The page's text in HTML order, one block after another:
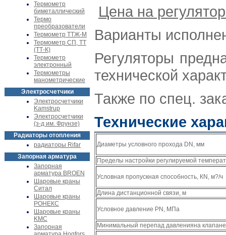
Термометр
биметаллический
Термо
преобразователи
Термометр ТТЖ-М
Термометр СП, ТТ
(ТТ-К)
Термометр
электронный
Термометры
манометрические
Электросчетчики
Электросчетчики
Kamstrup
Электросчетчики
(з-д им. Фрунзе)
Радиаторы отопления
радиаторы Rifar
Запорная арматура
Запорная
арматура BROEN
Шаровые краны
Ситал
Шаровые краны
РОНЕКС
Шаровые краны
KMC
Запорная
Цена на
Варианты
Регуляторы
технической
Также по спец.
Технические
Диаметры условного прохода DN , мм
Пределы настройки регулируемой
Условная пропускная способность, КN , м?/ч
Длина дистанционной связи, м
Условное давление PN , МПа
Минимальный перепад давленияна